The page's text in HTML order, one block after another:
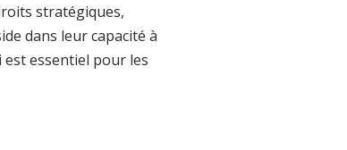
stratégiques,
dans leur capacité à
essentiel pour les